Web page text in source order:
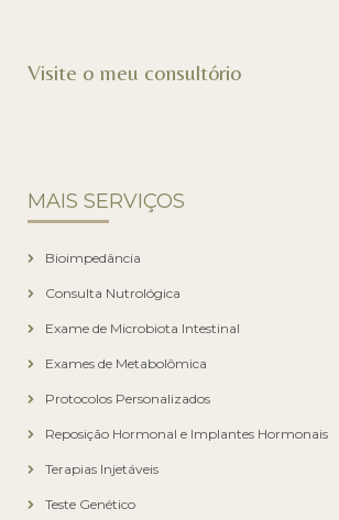
Visite o meu consultório
MAIS SERVIÇOS
Bioimpedância
Consulta Nutrológica
Exame de Microbiota Intestinal
Exames de Metabolômica
Protocolos Personalizados
Reposição Hormonal e Implantes Hormonais
Terapias Injetáveis
Teste Genético